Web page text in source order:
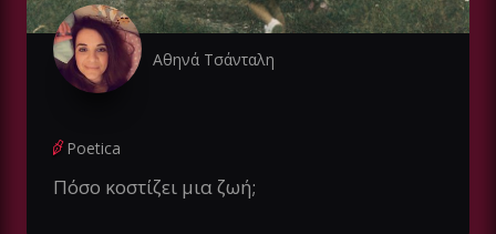
Αθηνά Τσάνταλη
Poetica
Πόσο κοστίζει μια ζωή;